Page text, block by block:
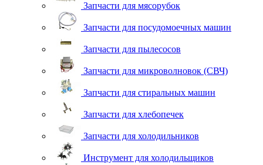
Запчасти для мясорубок
Запчасти для посудомоечных машин
Запчасти для пылесосов
Запчасти для микроволновок (СВЧ)
Запчасти для стиральных машин
Запчасти для хлебопечек
Запчасти для холодильников
Инструмент для холодильщиков